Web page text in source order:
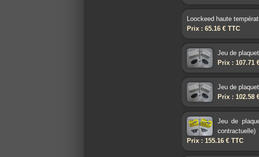
Loockeed haute
Prix : 65.16 € TTC
Jeu de
Prix : 107.71
Jeu de
Prix : 102.58
Jeu de
contractuelle)
Prix : 155.16 € TTC